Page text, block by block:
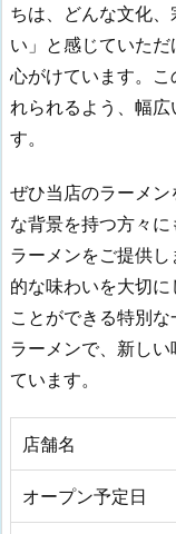
ちは、どんな文化
い」と感じていた
心がけています。
れられるよう、幅
す。
ぜひ当店のラーメ
な背景を持つ方々
ラーメンをご提供
的な味わいを大切
ことができる特別
ラーメンで、新し
ています。
店舗名
オープン予定日